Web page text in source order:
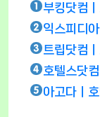
부킹닷컴
익스피디
트립닷컴
호텔스닷
아고다ㅣ